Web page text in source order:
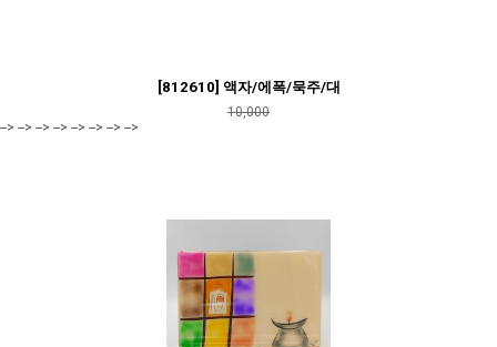
[812610] 액자/에폭/묵주/대
10,000
--> --> --> --> --> --> --> -->